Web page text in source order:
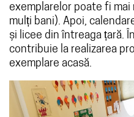
exemplarelor poate fi mai
mulți bani). Apoi,
și licee din întreaga țară.
contribuie la realizarea
exemplare acasă.